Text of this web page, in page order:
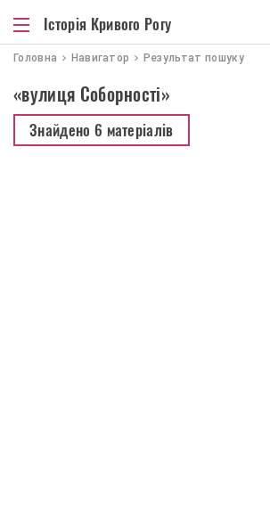
Історія Кривого Рогу
Головна Навигатор Результат пошуку
«вулиця Соборності»
Знайдено 6 матеріалів